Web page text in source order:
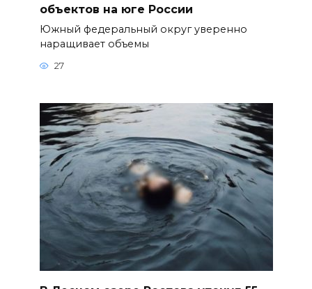
объектов на юге России
Южный федеральный округ уверенно
наращивает объемы
27